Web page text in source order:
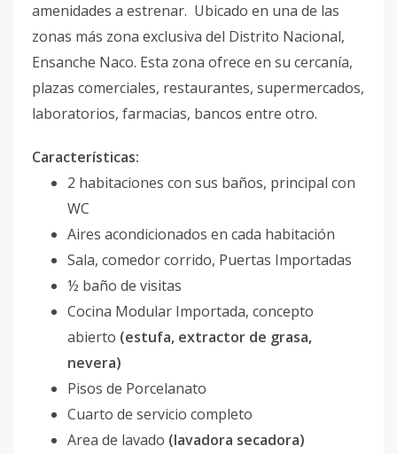
amenidades a estrenar. Ubicado en una de las
zonas más zona exclusiva del Distrito Nacional,
Ensanche Naco. Esta zona ofrece en su cercanía,
plazas comerciales, restaurantes, supermercados,
laboratorios, farmacias, bancos entre otro.
Características:
2 habitaciones con sus baños, principal con
WC
Aires acondicionados en cada habitación
Sala, comedor corrido, Puertas Importadas
½ baño de visitas
Cocina Modular Importada, concepto
abierto (estufa, extractor de grasa,
nevera)
Pisos de Porcelanato
Cuarto de servicio completo
Area de lavado (lavadora secadora)